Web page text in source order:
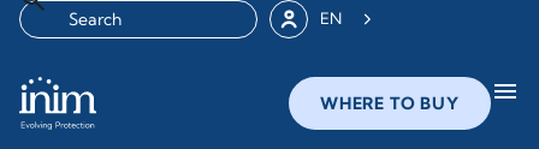
EN
WHERE TO BUY menu